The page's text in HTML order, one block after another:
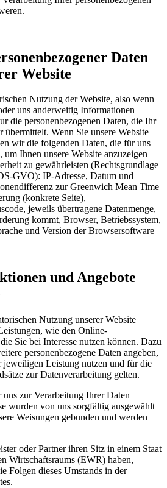
Daten
Website
Nutzung der Website, also wenn
uns anderweitig Informationen
die personenbezogenen Daten, die Ihr
übermittelt. Wenn Sie unsere Website
wir die folgenden Daten, die für uns
Ihnen unsere Website anzuzeigen
zu gewährleisten (Rechtsgrundlage
GVO): IP-Adresse, Datum und
zur Greenwich Mean Time
(konkrete Seite),
jeweils übertragene Datenmenge,
kommt, Browser, Betriebssystem,
und Version der Browsersoftware
und Angebote
Nutzung unserer Website
wie den Online-
Sie bei Interesse nutzen können. Dazu
personenbezogene Daten angeben,
Leistung nutzen und für die
zur Datenverarbeitung gelten.
zur Verarbeitung Ihrer Daten
wurden von uns sorgfältig ausgewählt
Weisungen gebunden und werden
oder Partner ihren Sitz in einem Staat
Wirtschaftsraums (EWR) haben,
Folgen dieses Umstands in der